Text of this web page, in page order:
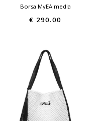
Borsa MyEA media
€ 290.00